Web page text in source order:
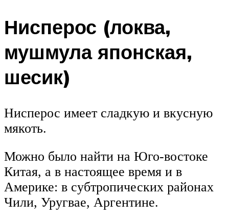
Нисперос (локва,
мушмула японская,
шесик)
Нисперос имеет сладкую и вкусную
мякоть.
Можно было найти на Юго-востоке
Китая, а в настоящее время и в
Америке: в субтропических районах
Чили, Уругвае, Аргентине.